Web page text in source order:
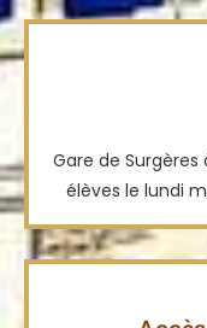
Gare de
élèves le lundi